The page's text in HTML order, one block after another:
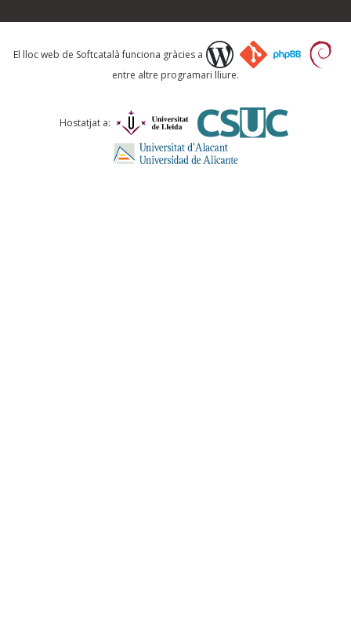
Què proposeu?
Comentari *
El lloc web de Softcatalà funciona gràcies a
entre altre programari lliure.
Hostatjat a: